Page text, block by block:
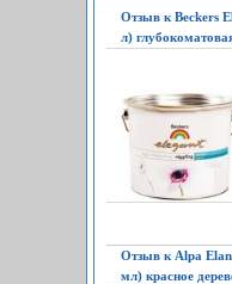
Отзыв к Beckers
л)
Отзыв к Alpa Elan
мл) красное